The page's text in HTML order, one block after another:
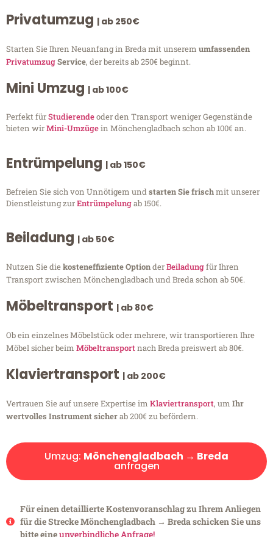
Privatumzug | ab 250€
Starten Sie Ihren Neuanfang in Breda mit unserem umfassenden
PrivatumzugService, der bereits ab 250€ beginnt.
Mini Umzug | ab 100€
Perfekt fürStudierendeoder den Transport weniger Gegenstände
bieten wirMini-Umzügein Mönchengladbach schon ab 100€ an.
Entrümpelung | ab 150€
Befreien Sie sich von Unnötigem undstarten Sie frischmit unserer
Dienstleistung zurEntrümpelungab 150€.
Beiladung | ab 50€
Nutzen Sie diekosteneffiziente OptionderBeiladungfür Ihren
Transport zwischen Mönchengladbach und Breda schon ab 50€.
Möbeltransport | ab 80€
Ob ein einzelnes Möbelstück oder mehrere, wir transportieren Ihre
Möbel sicher beim Möbeltransportnach Breda preiswert ab 80€.
Klaviertransport | ab 200€
Vertrauen Sie auf unsere Expertise im Klaviertransport, um Ihr
wertvolles Instrument sicherab 200€ zu befördern.
Umzug: Mönchengladbach → Breda
anfragen
Für einen detaillierte Kostenvoranschlag zu Ihrem Anliegen
für die Strecke Mönchengladbach → Breda schicken Sie uns
bitte eineunverbindliche Anfrage!